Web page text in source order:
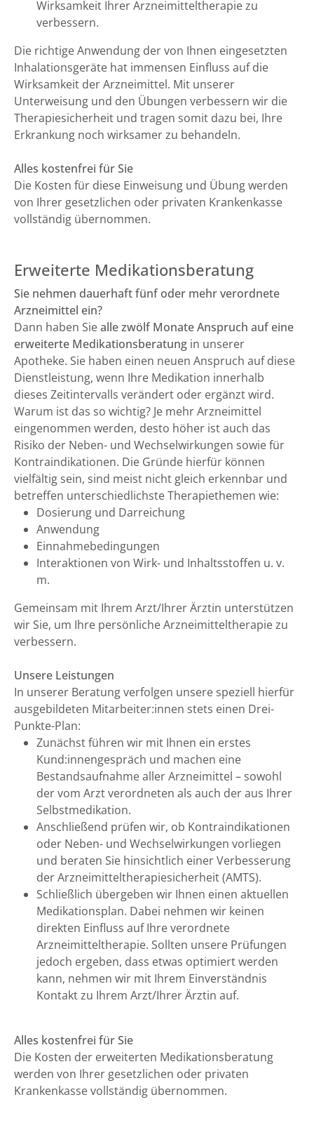
Wirksamkeit Ihrer Arzneimitteltherapie zu
verbessern.
Die richtige Anwendung der von Ihnen eingesetzten
Inhalationsgeräte hat immensen Einfluss auf die
Wirksamkeit der Arzneimittel. Mit unserer
Unterweisung und den Übungen verbessern wir die
Therapiesicherheit und tragen somit dazu bei, Ihre
Erkrankung noch wirksamer zu behandeln.
Alles kostenfrei für Sie
Die Kosten für diese Einweisung und Übung werden
von Ihrer gesetzlichen oder privaten Krankenkasse
vollständig übernommen.
Erweiterte Medikationsberatung
Sie nehmen dauerhaft fünf oder mehr verordnete
Arzneimittel ein?
Dann haben Siealle zwölf Monate Anspruch auf eine
erweiterte Medikationsberatung in unserer
Apotheke. Sie haben einen neuen Anspruch auf diese
Dienstleistung, wenn Ihre Medikation innerhalb
dieses Zeitintervalls verändert oder ergänzt wird.
Warum ist das so wichtig? Je mehr Arzneimittel
eingenommen werden, desto höher ist auch das
Risiko der Neben- und Wechselwirkungen sowie für
Kontraindikationen. Die Gründe hierfür können
vielfältig sein, sind meist nicht gleich erkennbar und
betreffen unterschiedlichste Therapiethemen wie:
Dosierung und Darreichung
Anwendung
Einnahmebedingungen
Interaktionen von Wirk- und Inhaltsstoffen u. v.
m.
Gemeinsam mit Ihrem Arzt/Ihrer Ärztin unterstützen
wir Sie, um Ihre persönliche Arzneimitteltherapie zu
verbessern.
Unsere Leistungen
In unserer Beratung verfolgen unsere speziell hierfür
ausgebildeten Mitarbeiter:innen stets einen Drei-
Punkte-Plan:
Zunächst führen wir mit Ihnen ein erstes
Kund:innengespräch und machen eine
Bestandsaufnahme aller Arzneimittel – sowohl
der vom Arzt verordneten als auch der aus Ihrer
Selbstmedikation.
Anschließend prüfen wir, ob Kontraindikationen
oder Neben- und Wechselwirkungen vorliegen
und beraten Sie hinsichtlich einer Verbesserung
der Arzneimitteltherapiesicherheit (AMTS).
Schließlich übergeben wir Ihnen einen aktuellen
Medikationsplan. Dabei nehmen wir keinen
direkten Einfluss auf Ihre verordnete
Arzneimitteltherapie. Sollten unsere Prüfungen
jedoch ergeben, dass etwas optimiert werden
kann, nehmen wir mit Ihrem Einverständnis
Kontakt zu Ihrem Arzt/Ihrer Ärztin auf.
Alles kostenfrei für Sie
Die Kosten der erweiterten Medikationsberatung
werden von Ihrer gesetzlichen oder privaten
Krankenkasse vollständig übernommen.